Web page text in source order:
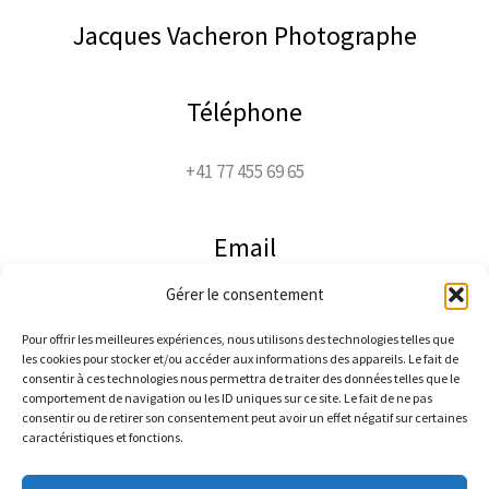
Gérer le consentement
Pour offrir les meilleures expériences, nous utilisons des technologies telles que
les cookies pour stocker et/ou accéder aux informations des appareils. Le fait de
consentir à ces technologies nous permettra de traiter des données telles que le
comportement de navigation ou les ID uniques sur ce site. Le fait de ne pas
consentir ou de retirer son consentement peut avoir un effet négatif sur certaines
caractéristiques et fonctions.
s
n
e
Jacques Vacheron Photographe
Téléphone
+41 77 455 69 65
Email
jacco@jaccophoto.ch
Suivez-moi